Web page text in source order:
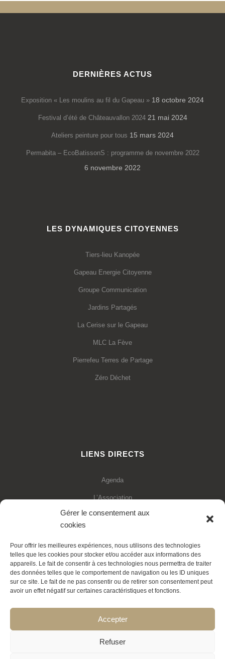
Gérer le consentement aux
cookies
Pour offrir les meilleures expériences, nous utilisons des technologies
telles que les cookies pour stocker et/ou accéder aux informations des
appareils. Le fait de consentir à ces technologies nous permettra de traiter
des données telles que le comportement de navigation ou les ID uniques
sur ce site. Le fait de ne pas consentir ou de retirer son consentement peut
avoir un effet négatif sur certaines caractéristiques et fonctions.
Accepter
Refuser
DERNIÈRES ACTUS
Exposition « Les moulins au fil du Gapeau » 18 octobre 2024
Festival d’été de Châteauvallon 2024 21 mai 2024
Ateliers peinture pour tous 15 mars 2024
Permabita – EcoBatissonS : programme de novembre 2022
6 novembre 2022
LES DYNAMIQUES CITOYENNES
Tiers-lieu Kanopée
Gapeau Energie Citoyenne
Groupe Communication
Jardins Partagés
La Cerise sur le Gapeau
MLC La Fève
Pierrefeu Terres de Partage
Zéro Déchet
LIENS DIRECTS
Agenda
L’Association
Financements
Adhésion en ligne
Faire un don déductible
Contactez-nous
Politique de cookies